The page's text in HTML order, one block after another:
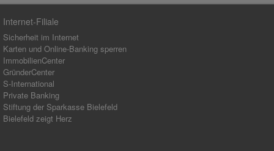
Internet-Filiale
Sicherheit im Internet
Karten und Online-Banking sperren
ImmobilienCenter
GründerCenter
S-International
Private Banking
Stiftung der Sparkasse Bielefeld
Bielefeld zeigt Herz